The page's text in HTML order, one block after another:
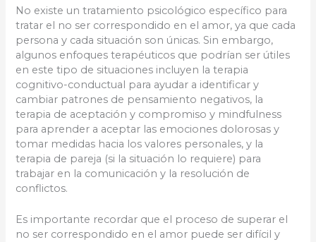
No existe un tratamiento psicológico específico para
tratar el no ser correspondido en el amor, ya que cada
persona y cada situación son únicas. Sin embargo,
algunos enfoques terapéuticos que podrían ser útiles
en este tipo de situaciones incluyen la terapia
cognitivo-conductual para ayudar a identificar y
cambiar patrones de pensamiento negativos, la
terapia de aceptación y compromiso y mindfulness
para aprender a aceptar las emociones dolorosas y
tomar medidas hacia los valores personales, y la
terapia de pareja (si la situación lo requiere) para
trabajar en la comunicación y la resolución de
conflictos.
Es importante recordar que el proceso de superar el
no ser correspondido en el amor puede ser difícil y